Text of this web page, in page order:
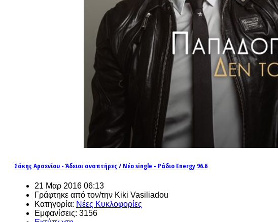
Σάκης Αρσενίου - Άδειοι αναπτήρες / Νέο single - Ράδιο Energy 96.6
21 Μαρ 2016 06:13
Γράφτηκε από τον/την Kiki Vasiliadou
Κατηγορία: Νέες Κυκλοφορίες
Εμφανίσεις: 3156